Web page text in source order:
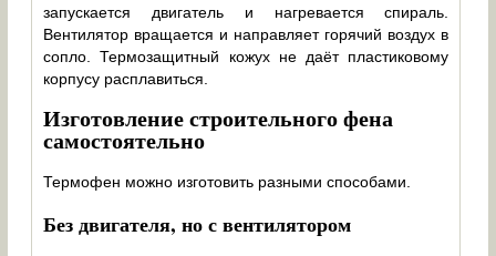
запускается двигатель и нагревается спираль.
Вентилятор вращается и направляет горячий воздух в
сопло. Термозащитный кожух не даёт пластиковому
корпусу расплавиться.
Изготовление строительного фена
самостоятельно
Термофен можно изготовить разными способами.
Без двигателя, но с вентилятором